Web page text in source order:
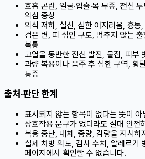
호흡 곤란, 얼굴·입술·목 부종, 전신
의심 증상
의식 저하, 실신, 심한 어지러움, 흉통
검은 변, 피 섞인 구토, 멈추지 않는
복통
고열을 동반한 전신 발진, 물집, 피부
과량 복용이나 음주 후 심한 구역, 황
통증
출처·판단 한계
표시되지 않는 항목이 없다는 뜻이 아
상호작용 문구가 없더라도 절대 안전
복용 중단, 대체, 증량, 감량을 지시하
실제 처방 의도, 검사 수치, 알레르기
페이지에서 확인할 수 없습니다.